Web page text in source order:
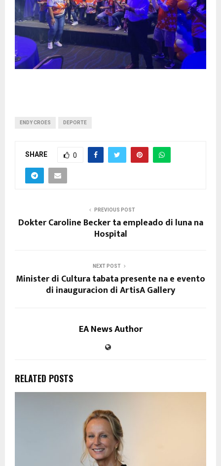
ENDY CROES DEPORTE
SHARE 0
PREVIOUS POST
Dokter Caroline Becker ta empleado di luna na
Hospital
NEXT POST
Minister di Cultura tabata presente na e evento
di inauguracion di ArtisA Gallery
EA News Author
RELATED POSTS